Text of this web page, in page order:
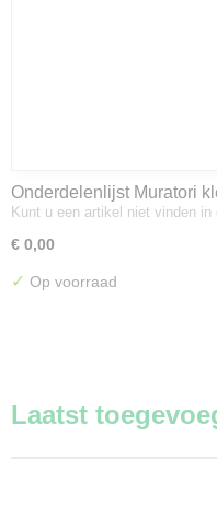
Onderdelenlijst Muratori
Kunt u een artikel niet vinden
€ 0,00
✓ Op voorraad
Laatst